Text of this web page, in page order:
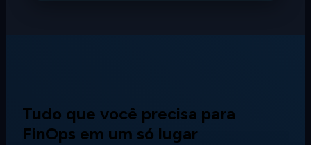
Tudo que você precisa para
FinOps em um só lugar